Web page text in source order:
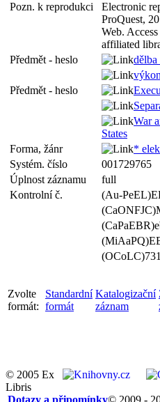
Pozn. k reprodukci
Electronic
ProQuest,
Web.
affiliated
Předmět - heslo
dělba
Předmět - heslo
War
States
Forma, žánr
*
Systém. číslo
001729765
Úplnost záznamu
full
Kontrolní č.
(Au-
Zvolte
formát:
Standardní
formát
Katalogizační
záznam
© 2005 Ex
Libris
© 2009 -
Dotazy a připomínky